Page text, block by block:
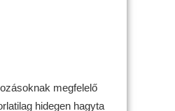
megfelelő
hidegen hagyta